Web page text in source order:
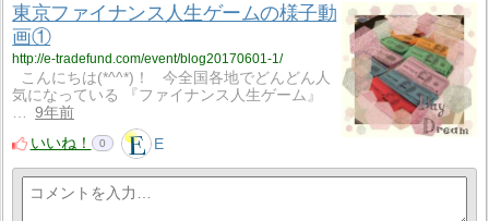
東京ファイナンス人生ゲームの様子動
画①
http://e-tradefund.com/event/blog20170601-1/
こんにちは(*^^*)！ 今全国各地でどんどん人
気になっている 『ファイナンス人生ゲーム』
…
9年前
いいね！
0 E